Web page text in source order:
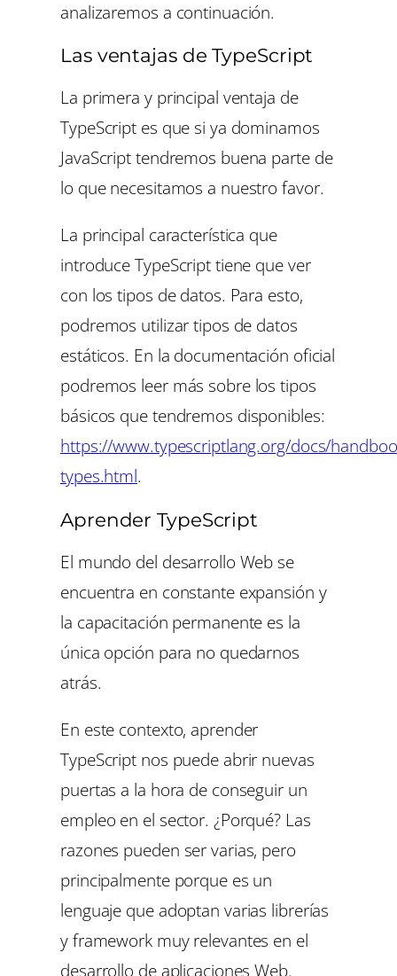
analizaremos a continuación.
Las ventajas de TypeScript
La primera y principal ventaja de
TypeScript es que si ya dominamos
JavaScript tendremos buena parte de
lo que necesitamos a nuestro favor.
La principal característica que
introduce TypeScript tiene que ver
con los tipos de datos. Para esto,
podremos utilizar tipos de datos
estáticos. En la documentación oficial
podremos leer más sobre los tipos
básicos que tendremos disponibles:
https://www.typescriptlang.org/docs/
types.html.
Aprender TypeScript
El mundo del desarrollo Web se
encuentra en constante expansión y
la capacitación permanente es la
única opción para no quedarnos
atrás.
En este contexto, aprender
TypeScript nos puede abrir nuevas
puertas a la hora de conseguir un
empleo en el sector. ¿Porqué? Las
razones pueden ser varias, pero
principalmente porque es un
lenguaje que adoptan varias librerías
y framework muy relevantes en el
desarrollo de aplicaciones Web.